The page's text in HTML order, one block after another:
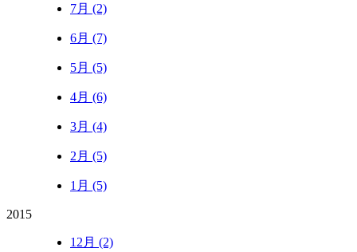
7月 (2)
6月 (7)
5月 (5)
4月 (6)
3月 (4)
2月 (5)
1月 (5)
2015
12月 (2)